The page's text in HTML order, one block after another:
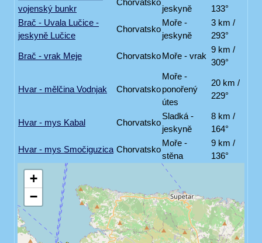
vojenský bunkr
jeskyně
133°
Brač - Uvala Lučice -
jeskyně Lučice
Chorvatsko
Moře -
jeskyně
3 km /
293°
Brač - vrak Meje ChorvatskoMoře - vrak
9 km /
309°
Hvar - mělčina Vodnjak Chorvatsko
Moře -
ponořený
útes
20 km /
229°
Hvar - mys Kabal Chorvatsko
Sladká -
jeskyně
8 km /
164°
Hvar - mys Smočiguzica Chorvatsko
Moře -
stěna
9 km /
136°